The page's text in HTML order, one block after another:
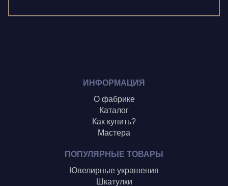
Олонцев О.
ИНФОРМАЦИЯ
О фабрике
Каталог
Как купить?
Мастера
ПОПУЛЯРНЫЕ ТОВАРЫ
Ювелирные украшения
Шкатулки